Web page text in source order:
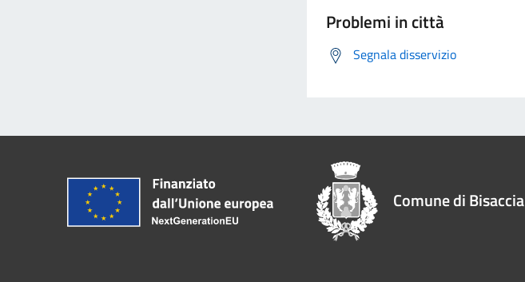
Problemi in città
Segnala disservizio
Comune di Bisaccia